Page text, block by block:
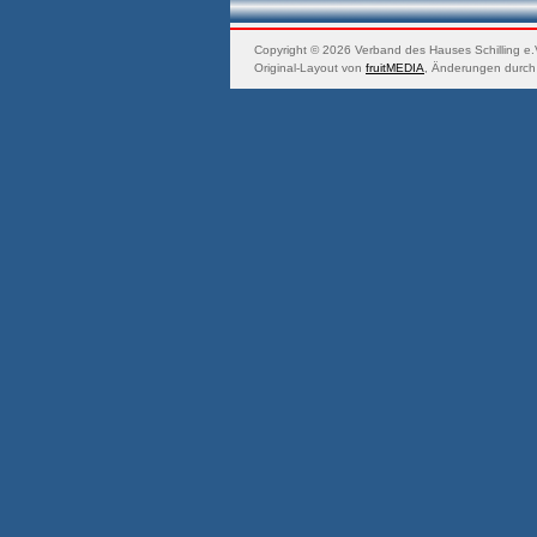
Copyright © 2026 Verband des Hauses Schilling
Original-Layout von fruitMEDIA , Änderungen durch